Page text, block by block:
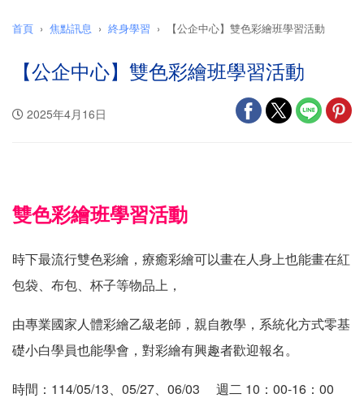
首頁 焦點訊息 終身學習 【公企中心】雙色彩繪班學習活動
【公企中心】雙色彩繪班學習活動
2025年4月16日
雙色彩繪班學習活動
時下最流行雙色彩繪，療癒彩繪可以畫在人身上也能畫在紅
包袋、布包、杯子等物品上，
由專業國家人體彩繪乙級老師，親自教學，系統化方式零基
礎小白學員也能學會，對彩繪有興趣者歡迎報名。
時間：114/05/13、05/27、06/03 週二 10：00-16：00